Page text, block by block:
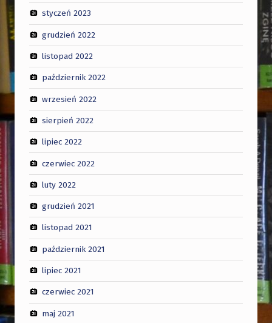
styczeń 2023
grudzień 2022
listopad 2022
październik 2022
wrzesień 2022
sierpień 2022
lipiec 2022
czerwiec 2022
luty 2022
grudzień 2021
listopad 2021
październik 2021
lipiec 2021
czerwiec 2021
maj 2021